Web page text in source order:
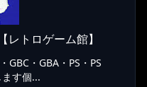
トロゲーム館】
GBC・GBA・PS・PS
す個...